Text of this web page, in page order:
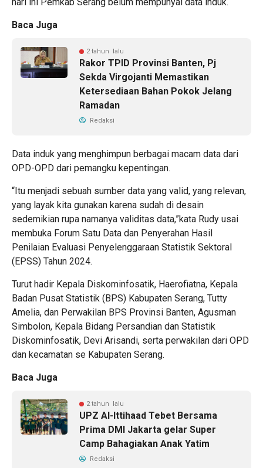
Baca Juga
2 tahun lalu
Rakor TPID Provinsi Banten, Pj
Sekda Virgojanti Memastikan
Ketersediaan Bahan Pokok Jelang
Ramadan
Redaksi
Data induk yang menghimpun berbagai macam data dari
OPD-OPD dari pemangku kepentingan.
“Itu menjadi sebuah sumber data yang valid, yang relevan,
yang layak kita gunakan karena sudah di desain
sedemikian rupa namanya validitas data,”kata Rudy usai
membuka Forum Satu Data dan Penyerahan Hasil
Penilaian Evaluasi Penyelenggaraan Statistik Sektoral
(EPSS) Tahun 2024.
Turut hadir Kepala Diskominfosatik, Haerofiatna, Kepala
Badan Pusat Statistik (BPS) Kabupaten Serang, Tutty
Amelia, dan Perwakilan BPS Provinsi Banten, Agusman
Simbolon, Kepala Bidang Persandian dan Statistik
Diskominfosatik, Devi Arisandi, serta perwakilan dari OPD
dan kecamatan se Kabupaten Serang.
Baca Juga
2 tahun lalu
UPZ Al-Ittihaad Tebet Bersama
Prima DMI Jakarta gelar Super
Camp Bahagiakan Anak Yatim
Redaksi